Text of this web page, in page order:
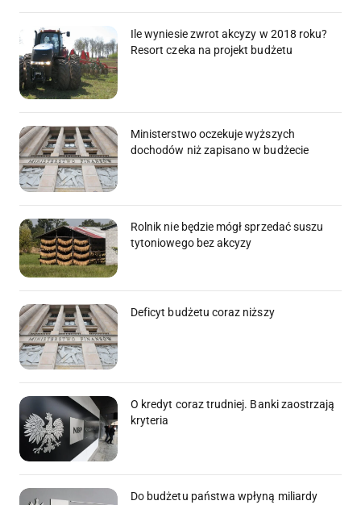
Ile wyniesie zwrot akcyzy w 2018 roku?
Resort czeka na projekt budżetu
Ministerstwo oczekuje wyższych
dochodów niż zapisano w budżecie
Rolnik nie będzie mógł sprzedać suszu
tytoniowego bez akcyzy
Deficyt budżetu coraz niższy
O kredyt coraz trudniej. Banki zaostrzają
kryteria
Do budżetu państwa wpłyną miliardy